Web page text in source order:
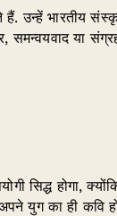
हैं. उन्हें भारतीय
या
सिद्ध होगा,
अपने युग का ही कवि